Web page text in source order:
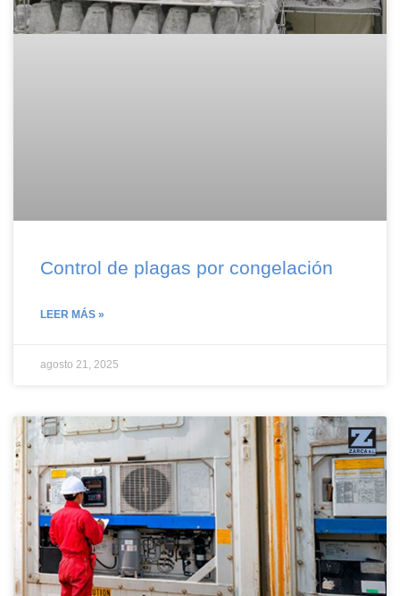
Control de plagas por congelación
LEER MÁS »
agosto 21, 2025